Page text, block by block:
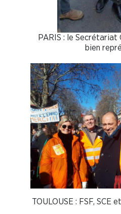
PARIS : le Secrétariat
bien
TOULOUSE : FSF, SCE